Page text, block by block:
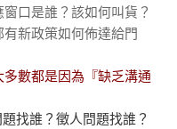
口是誰？該如何叫貨？
新政策如何佈達給門
數都是因為『缺乏溝通
題找誰？徵人問題找誰？